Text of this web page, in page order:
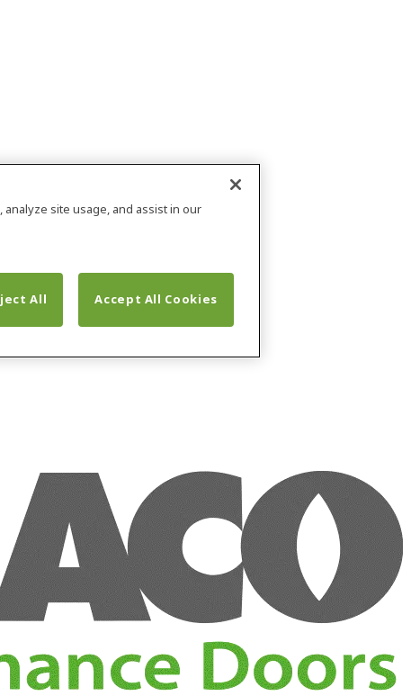
site usage, and assist in our
All
Accept All Cookies